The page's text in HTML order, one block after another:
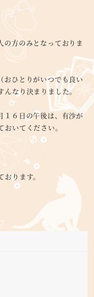
の方のみとなっておりま
おひとりがいつでも良い
なり決まりました。
１６日の午後は、有沙が
いてください。
ります。